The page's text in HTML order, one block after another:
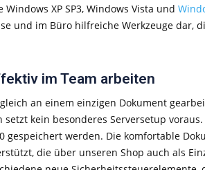
Windows XP SP3, Windows Vista und
und im Büro hilfreiche Werkzeuge dar,
im Team arbeiten
an einem einzigen Dokument
kein besonderes Serversetup
gespeichert werden. Die komfortable
die über unseren Shop auch als